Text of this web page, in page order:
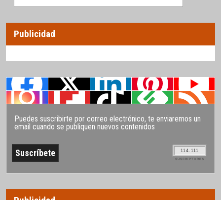
Publicidad
Puedes suscribirte por correo electrónico, te enviaremos un
email cuando se publiquen nuevos contenidos
114.111
SUSCRIPTORES